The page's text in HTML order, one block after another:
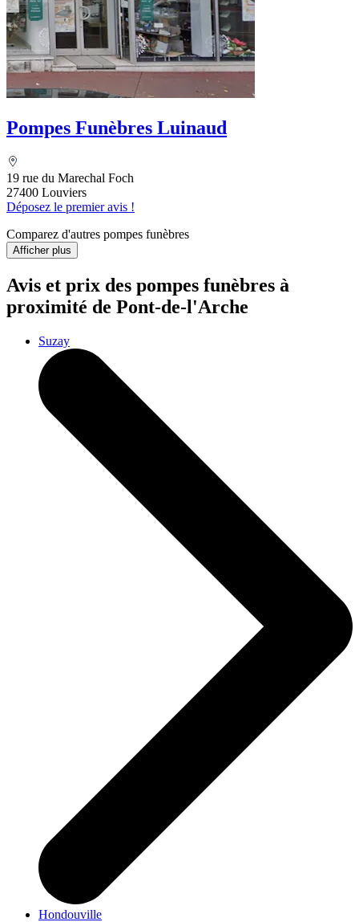
Pompes Funèbres Luinaud
19 rue du Marechal Foch
27400 Louviers
Déposez le premier avis !
Comparez d'autres pompes funèbres
Afficher plus
Avis et prix des pompes funèbres à
proximité de Pont-de-l'Arche
Suzay
Hondouville